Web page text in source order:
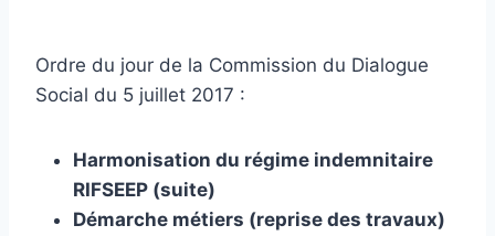
Ordre du jour de la Commission du Dialogue
Social du 5 juillet 2017 :
Harmonisation du régime indemnitaire
RIFSEEP (suite)
Démarche métiers (reprise des travaux)